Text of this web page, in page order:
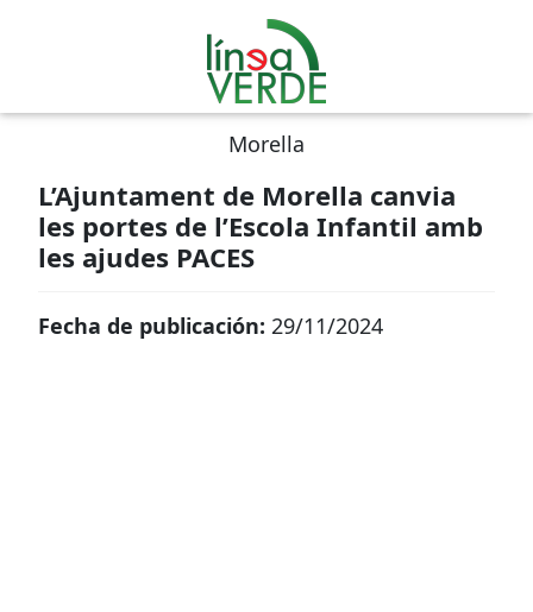
Morella
L’Ajuntament de Morella canvia
les portes de l’Escola Infantil amb
les ajudes PACES
Fecha de publicación: 29/11/2024